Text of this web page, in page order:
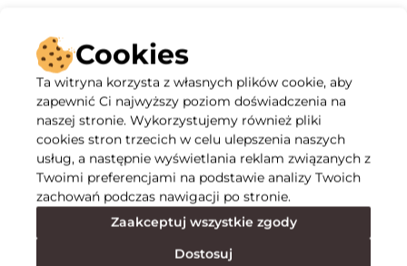
Opis
Specyfikacja
Polecane
Cookies
Ta witryna korzysta z własnych plików cookie, aby
zapewnić Ci najwyższy poziom doświadczenia na
naszej stronie. Wykorzystujemy również pliki
cookies stron trzecich w celu ulepszenia naszych
usług, a następnie wyświetlania reklam związanych z
Twoimi preferencjami na podstawie analizy Twoich
zachowań podczas nawigacji po stronie.
Zaakceptuj wszystkie zgody
Dostosuj